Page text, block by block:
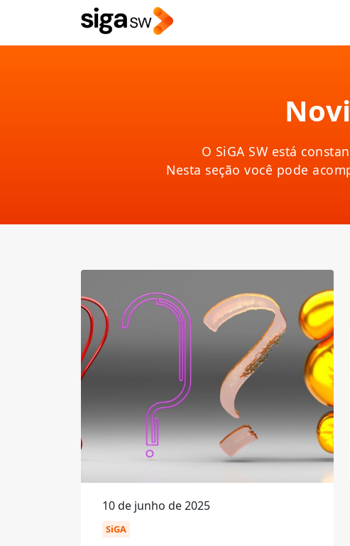
O SiGA SW está
Nesta seção você pode
10 de junho de 2025
SiGA